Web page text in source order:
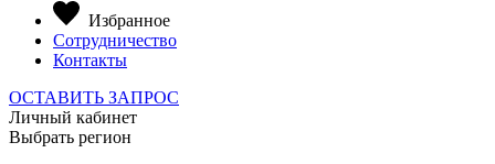
Избранное
Сотрудничество
Контакты
ОСТАВИТЬ ЗАПРОС
Личный кабинет
Выбрать регион